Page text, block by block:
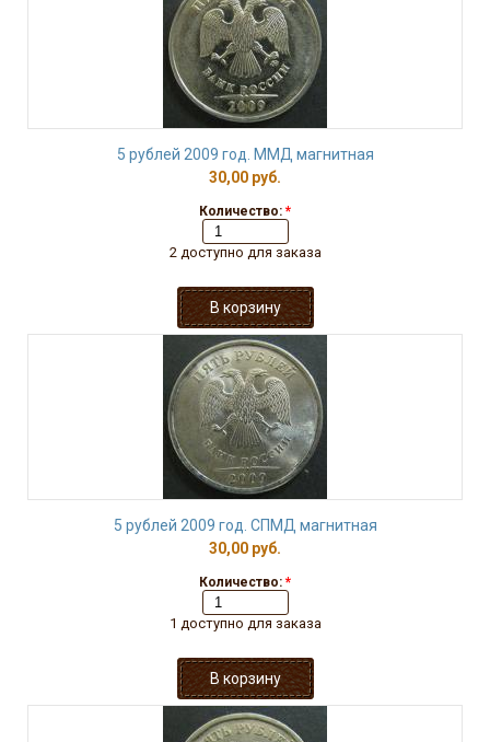
5 рублей 2009 год. ММД магнитная
30,00 руб.
Количество: *
2 доступно для заказа
5 рублей 2009 год. СПМД магнитная
30,00 руб.
Количество: *
1 доступно для заказа